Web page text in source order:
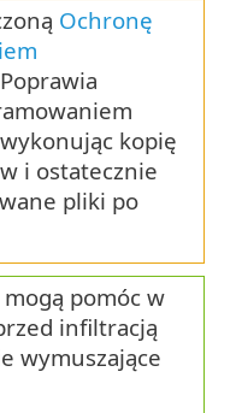
Ochronę
kopię
i ostatecznie
pliki po
mogą pomóc w
infiltracją
wymuszające